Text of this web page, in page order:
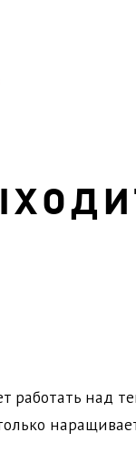
работать над